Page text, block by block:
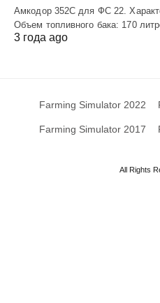
Амкодор 352С для ФС 22.
Объем топливного бака: 170
3 года ago
Farming Simulator 2022
Farming Simulator 2017
All Rights